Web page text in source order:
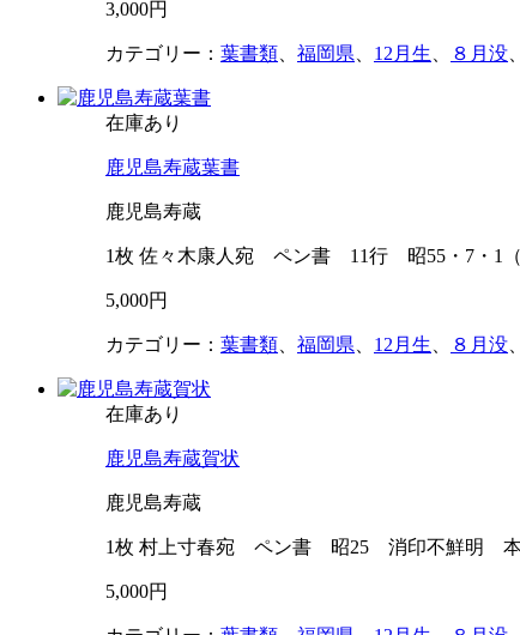
3,000円
カテゴリー： 葉書類 福岡県 12月生 ８月没
在庫あり
鹿児島寿蔵葉書
鹿児島寿蔵
1枚 佐々木康人宛 ペン書 11行 昭55・7・1
5,000円
カテゴリー： 葉書類 福岡県 12月生 ８月没
在庫あり
鹿児島寿蔵賀状
鹿児島寿蔵
1枚 村上寸春宛 ペン書 昭25 消印不鮮明 本
5,000円